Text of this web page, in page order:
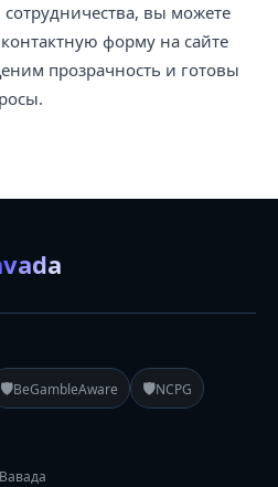
сотрудничества, вы можете
форму на сайте
прозрачность и готовы
🛡️BeGambleAware 🛡️NCPG